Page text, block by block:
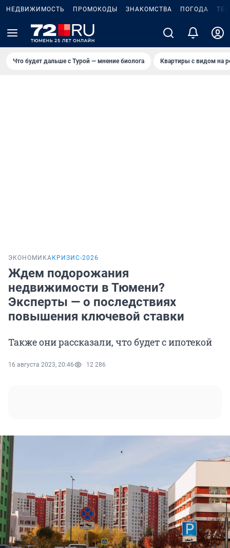
НЕДВИЖИМОСТЬ ПРОМОКОДЫ ЗНАКОМСТВА ПОГОДА
Что будет дальше с Турой — мнение биолога Квартиры с видом на
ЭКОНОМИКА КРИЗИС-2026
Ждем подорожания
недвижимости в Тюмени?
Эксперты — о последствиях
повышения ключевой ставки
Также они рассказали, что будет с ипотекой
16 августа 2023, 20:46 12 286